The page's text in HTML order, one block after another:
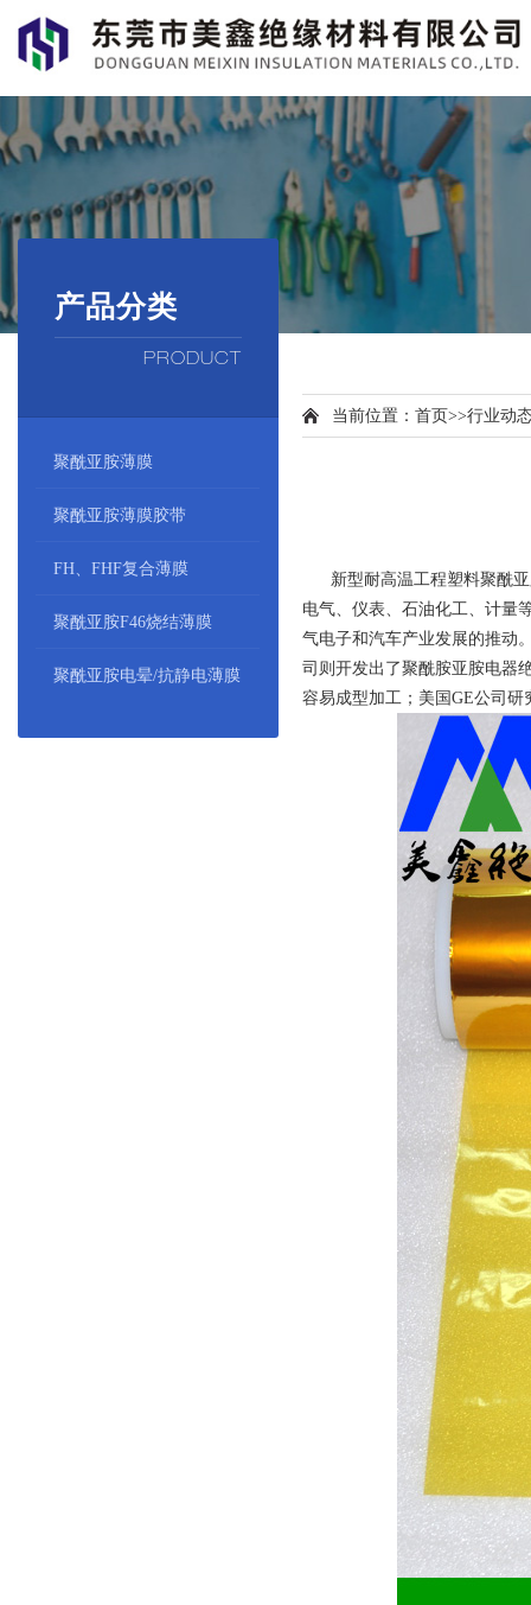
产品分类
PRODUCT
聚酰亚胺薄膜
聚酰亚胺薄膜胶带
FH、FHF复合薄膜
聚酰亚胺F46烧结薄膜
聚酰亚胺电晕/抗静电薄膜
当前位置： 首页>>行业动
新型耐高温工程塑料聚酰亚
电气、仪表、石油化工、计量
气电子和汽车产业发展的推动
司则开发出了聚酰胺亚胺电器
容易成型加工；美国GE公司